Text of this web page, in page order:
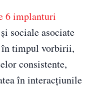
6 implanturi
sociale asociate
în timpul vorbirii,
consistente,
în interacțiunile